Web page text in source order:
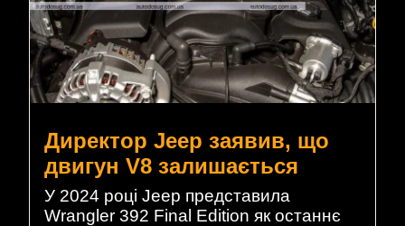
Директор Jeep заявив, що
двигун V8 залишається
У 2024 році Jeep представила
Wrangler 392 Final Edition як останнє